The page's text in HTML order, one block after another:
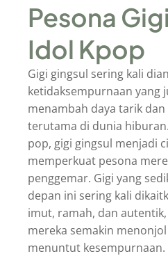
Pesona
Idol Kpop
Gigi gingsul sering kali
ketidaksempurnaan yang
menambah daya tarik
terutama di dunia
pop, gigi gingsul menjadi
memperkuat pesona
penggemar. Gigi yang
depan ini sering kali
imut, ramah, dan
mereka semakin
menuntut